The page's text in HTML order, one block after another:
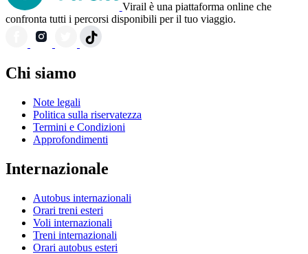
Virail è una piattaforma online che
confronta tutti i percorsi disponibili per il tuo viaggio.
Chi siamo
Note legali
Politica sulla riservatezza
Termini e Condizioni
Approfondimenti
Internazionale
Autobus internazionali
Orari treni esteri
Voli internazionali
Treni internazionali
Orari autobus esteri